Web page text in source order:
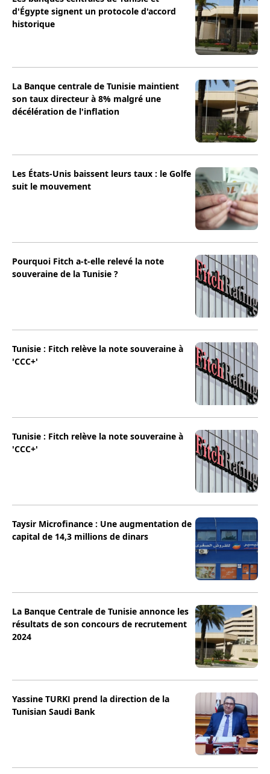
d'Égypte signent un protocole d'accord
historique
La Banque centrale de Tunisie maintient
son taux directeur à 8% malgré une
décélération de l'inflation
Les États-Unis baissent leurs taux : le Golfe
suit le mouvement
Pourquoi Fitch a-t-elle relevé la note
souveraine de la Tunisie ?
Tunisie : Fitch relève la note souveraine à
'CCC+'
Tunisie : Fitch relève la note souveraine à
'CCC+'
Taysir Microfinance : Une augmentation de
capital de 14,3 millions de dinars
La Banque Centrale de Tunisie annonce les
résultats de son concours de recrutement
2024
Yassine TURKI prend la direction de la
Tunisian Saudi Bank